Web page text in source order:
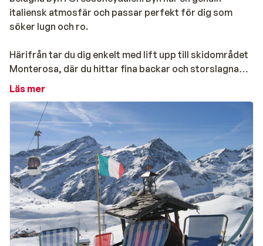
italiensk atmosfär och passar perfekt för dig som
söker lugn och ro.
Härifrån tar du dig enkelt med lift upp till skidområdet
Monterosa, där du hittar fina backar och storslagna
vyer. Tack vare variationen av pister passar området
Läs mer